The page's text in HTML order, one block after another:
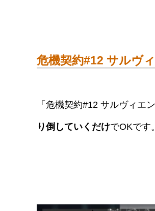
危機契約#12 サルヴ
「危機契約#12 サルヴィエ
り倒していくだけでOKです。